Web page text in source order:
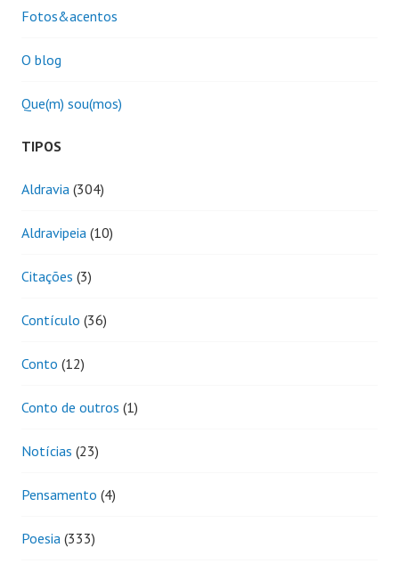
Fotos&acentos
O blog
Que(m) sou(mos)
TIPOS
Aldravia (304)
Aldravipeia (10)
Citações (3)
Contículo (36)
Conto (12)
Conto de outros (1)
Notícias (23)
Pensamento (4)
Poesia (333)